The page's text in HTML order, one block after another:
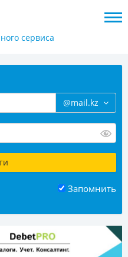
сервиса
@mail.kz
Запомнить